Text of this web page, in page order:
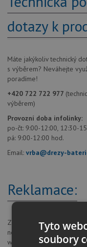
dotazy k
Máte jakýkoliv technický
s výběrem? Neváhejte
poradíme!
+420 722 722 977
výběrem)
Provozní doba infolinky:
po-čt: 9:00-12:00, 12:30-
pá: 9:00-12:00 hod.
Email: vrba@drezy-
Reklamace:
Zde zasílejte případné
nedopatřením doklad k
www.drezy-baterie.cz.
Tyto
soubory